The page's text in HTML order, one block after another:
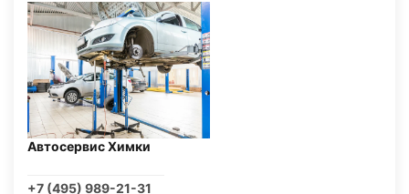
Автосервис Химки
+7 (495) 989-21-31